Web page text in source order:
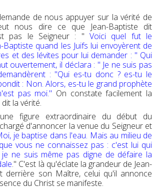
de nous appuyer sur la vérité de
nous dire ce que Jean-Baptiste dit
pas le Seigneur : " Voici quel fut le
Baptiste quand les Juifs lui envoyèrent de
et des lévites pour lui demander : " Qui
ouvertement, il déclara : " Je ne suis pas
: "Qui es-tu donc ? es-tu le
: Non. Alors, es-tu le grand prophète
pas moi." On constate facilement la
la vérité.
figure extraordinaire du début du
d'annoncer la venue du Seigneur et
je baptise dans l'eau. Mais au milieu de
vous ne connaissez pas : c'est lui qui
ne suis même pas digne de défaire la
." C'est là qu'éclate la grandeur de Jean-
derrière son Maître, celui qu'il annonce
du Christ se manifeste.